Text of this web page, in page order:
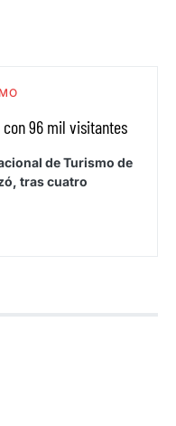
con 96 mil visitantes
de Turismo de
tras cuatro